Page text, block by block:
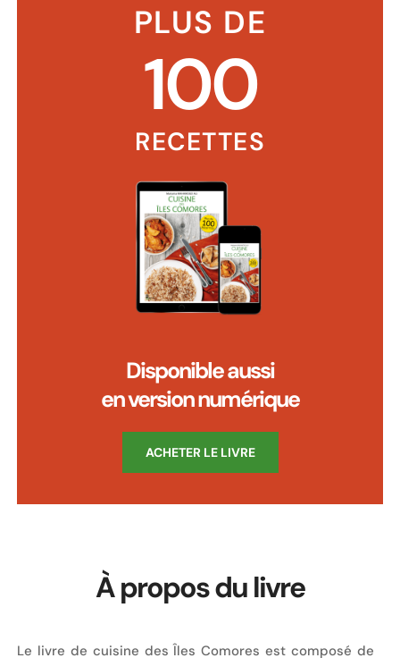
PLUS DE
100
RECETTES
Disponible aussi
en version numérique
ACHETER LE LIVRE
À propos du livre
Le livre de cuisine des Îles Comores est composé de